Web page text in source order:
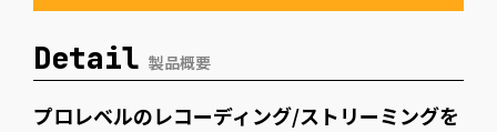
Detail 製品概要
プロレベルのレコーディング/ストリーミングを